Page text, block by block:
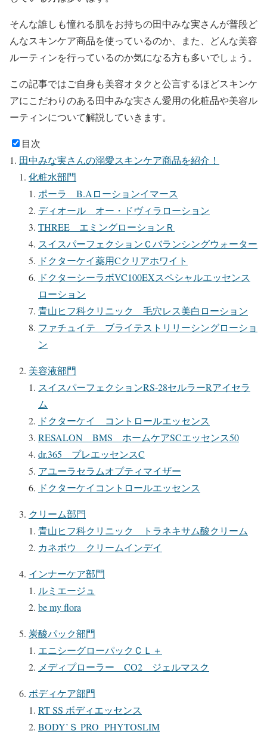
そんな誰しも憧れる肌をお持ちの田中みな実さんが普段ど
んなスキンケア商品を使っているのか、また、どんな美容
ルーティンを行っているのか気になる方も多いでしょう。
この記事ではご自身も美容オタクと公言するほどスキンケ
アにこだわりのある田中みな実さん愛用の化粧品や美容ル
ーティンについて解説していきます。
目次
田中みな実さんの溺愛スキンケア商品を紹介！
化粧水部門
ポーラ B.Aローションイマース
ディオール オー・ドヴィラローション
THREE エミングローションＲ
スイスパーフェクションＣバランシングウォーター
ドクターケイ薬用Cクリアホワイト
ドクターシーラボVC100EXスペシャルエッセンス
ローション
青山ヒフ科クリニック 毛穴レス美白ローション
ファチュイテ ブライテストリリーシングローショ
ン
美容液部門
スイスパーフェクションRS-28セルラーRアイセラ
ム
ドクターケイ コントロールエッセンス
RESALON BMS ホームケアSCエッセンス50
dr.365 プレエッセンスC
アユーラセラムオプティマイザー
ドクターケイコントロールエッセンス
クリーム部門
青山ヒフ科クリニック トラネキサム酸クリーム
カネボウ クリームインデイ
インナーケア部門
ルミエージュ
be my flora
炭酸パック部門
エニシーグローパックＣＬ＋
メディプローラー CO2 ジェルマスク
ボディケア部門
RT SS ボディエッセンス
BODY’Ｓ PRO PHYTOSLIM